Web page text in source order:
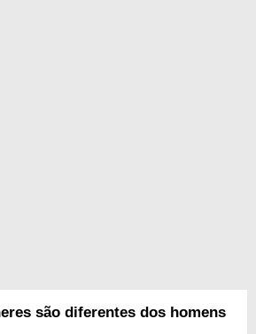
são diferentes dos homens